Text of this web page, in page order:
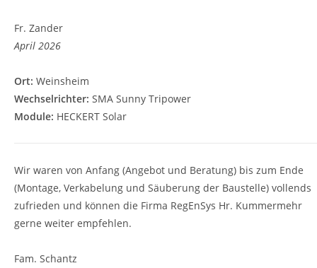
Fr. Zander
April 2026
Ort: Weinsheim
Wechselrichter: SMA Sunny Tripower
Module: HECKERT Solar
Wir waren von Anfang (Angebot und Beratung) bis zum Ende
(Montage, Verkabelung und Säuberung der Baustelle) vollends
zufrieden und können die Firma RegEnSys Hr. Kummermehr
gerne weiter empfehlen.
Fam. Schantz